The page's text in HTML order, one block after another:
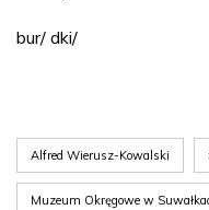
bur/ dki/
Alfred Wierusz-Kowalski
Muzeum Okręgowe w